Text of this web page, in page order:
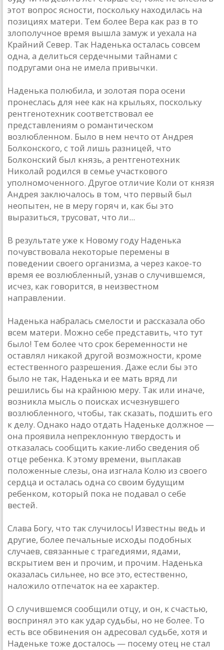
этот вопрос ясности, поскольку находилась на
позициях матери. Тем более Вера как раз в то
злополучное время вышла замуж и уехала на
Крайний Север. Так Наденька осталась совсем
одна, а делиться сердечными тайнами с
подругами она не имела привычки.
Наденька полюбила, и золотая пора осени
пронеслась для нее как на крыльях, поскольку
рентгенотехник соответствовал ее
представлениям о романтическом
возлюбленном. Было в нем нечто от Андрея
Болконского, с той лишь разницей, что
Болконский был князь, а рентгенотехник
Николай родился в семье участкового
уполномоченного. Другое отличие Коли от князя
Андрея заключалось в том, что первый был
неопытен, не в меру горяч и, как бы это
выразиться, трусоват, что ли...
В результате уже к Новому году Наденька
почувствовала некоторые перемены в
поведении своего организма, а через какое-то
время ее возлюбленный, узнав о случившемся,
исчез, как говорится, в неизвестном
направлении.
Наденька набралась смелости и рассказала обо
всем матери. Можно себе представить, что тут
было! Тем более что срок беременности не
оставлял никакой другой возможности, кроме
естественного разрешения. Даже если бы это
было не так, Наденька и ее мать вряд ли
решились бы на крайнюю меру. Так или иначе,
возникла мысль о поисках исчезнувшего
возлюбленного, чтобы, так сказать, подшить его
к делу. Однако надо отдать Наденьке должное —
она проявила непреклонную твердость и
отказалась сообщить какие-либо сведения об
отце ребенка. К этому времени, выплакав
положенные слезы, она изгнала Колю из своего
сердца и осталась одна со своим будущим
ребенком, который пока не подавал о себе
вестей.
Слава Богу, что так случилось! Известны ведь и
другие, более печальные исходы подобных
случаев, связанные с трагедиями, ядами,
вскрытием вен и прочим, и прочим. Наденька
оказалась сильнее, но все это, естественно,
наложило отпечаток на ее характер.
О случившемся сообщили отцу, и он, к счастью,
воспринял это как удар судьбы, но не более. То
есть все обвинения он адресовал судьбе, хотя и
Наденьке тоже досталось — посему отец не стал